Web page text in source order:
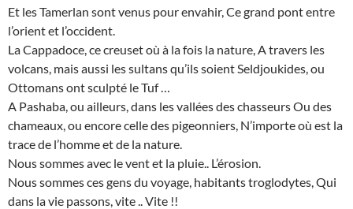
Et les Tamerlan sont venus pour envahir, Ce grand pont entre
l’orient et l’occident.
La Cappadoce, ce creuset où à la fois la nature, A travers les
volcans, mais aussi les sultans qu’ils soient Seldjoukides, ou
Ottomans ont sculpté le Tuf …
A Pashaba, ou ailleurs, dans les vallées des chasseurs Ou des
chameaux, ou encore celle des pigeonniers, N’importe où est la
trace de l’homme et de la nature.
Nous sommes avec le vent et la pluie.. L’érosion.
Nous sommes ces gens du voyage, habitants troglodytes, Qui
dans la vie passons, vite .. Vite !!